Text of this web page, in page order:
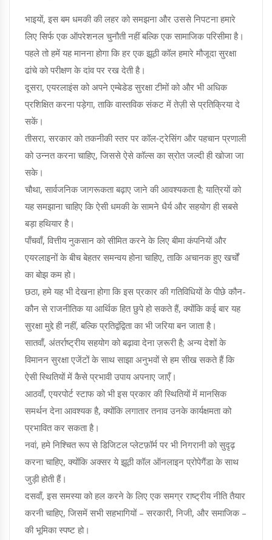
भाइयों, इस बम धमकी की लहर को समझना और उससे निपटना हमारे
लिए सिर्फ एक ऑपरेशनल चुनौती नहीं बल्कि एक सामाजिक परिसीमा है।
पहले तो हमें यह मानना होगा कि हर एक झूठी कॉल हमारे मौजूदा सुरक्षा
ढांचे को परीक्षण के दांव पर रख देती है।
दूसरा, एयरलाइंस को अपने एम्बेडेड सुरक्षा टीमों को और भी अधिक
प्रशिक्षित करना पड़ेगा, ताकि वास्तविक संकट में तेज़ी से प्रतिक्रिया दे
सकें।
तीसरा, सरकार को तकनीकी स्तर पर कॉल‑ट्रेसिंग और पहचान प्रणाली
को उन्नत करना चाहिए, जिससे ऐसे कॉल्स का स्रोत जल्दी ही खोजा जा
सके।
चौथा, सार्वजनिक जागरूकता बढ़ाए जाने की आवश्यकता है; यात्रियों को
यह समझाना चाहिए कि ऐसी धमकी के सामने धैर्य और सहयोग ही सबसे
बड़ा हथियार है।
पाँचवाँ, वित्तीय नुकसान को सीमित करने के लिए बीमा कंपनियों और
एयरलाइनों के बीच बेहतर समन्वय होना चाहिए, ताकि अचानक हुए खर्चों
का बोझ कम हो।
छठा, हमे यह भी देखना होगा कि इस प्रकार की गतिविधियों के पीछे कौन-
कौन से राजनीतिक या आर्थिक हित छुपे हो सकते हैं, क्योंकि कई बार यह
सुरक्षा मुद्दे ही नहीं, बल्कि प्रतिद्वंद्विता का भी जरिया बन जाता है।
सातवाँ, अंतर्राष्ट्रीय सहयोग को बढ़ावा देना ज़रूरी है; अन्य देशों के
विमानन सुरक्षा एजेंटों के साथ साझा अनुभवों से हम सीख सकते हैं कि
ऐसी स्थितियों में कैसे प्रभावी उपाय अपनाए जाएँ।
आठवाँ, एयरपोर्ट स्टाफ को भी इस प्रकार की स्थितियों में मानसिक
समर्थन देना आवश्यक है, क्योंकि लगातार तनाव उनके कार्यक्षमता को
प्रभावित कर सकता है।
नवां, हमे निश्चित रूप से डिजिटल प्लेटफ़ॉर्म पर भी निगरानी को सुदृढ़
करना चाहिए, क्योंकि अक्सर ये झूठी कॉल ऑनलाइन प्रोपेगैंडा के साथ
जुड़ी होती हैं।
दसवाँ, इस समस्या को हल करने के लिए एक समग्र राष्ट्रीय नीति तैयार
करनी चाहिए, जिसमें सभी सहभागियों – सरकारी, निजी, और समाजिक –
की भूमिका स्पष्ट हो।